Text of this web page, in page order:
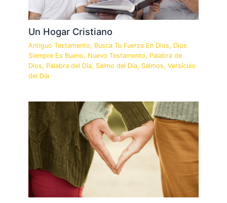
Un Hogar Cristiano
Antiguo Testamento, Busca Tu Fuerza En Dios, Dios
Siempre Es Bueno, Nuevo Testamento, Palabra de
Dios, Palabra del Día, Salmo del Día, Salmos,Versículo
del Día